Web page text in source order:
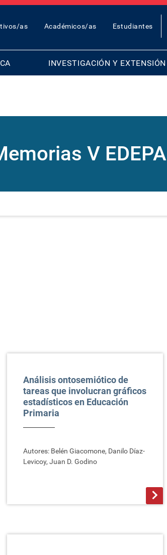
as Académicos/as Estudiantes
INVESTIGACIÓN Y EXTENSIÓN
V EDEPA
Análisis ontosemiótico de
tareas que involucran gráficos
estadísticos en Educación
Primaria
Autores: Belén Giacomone, Danilo Díaz-
Levicoy, Juan D. Godino